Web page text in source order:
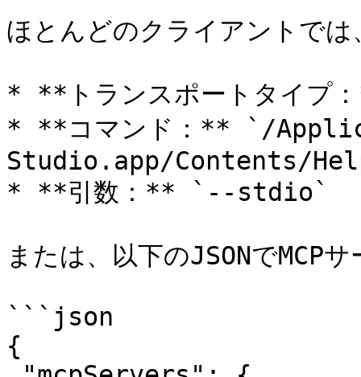
ほとんどのクライアントで
* **トランスポートタイプ
* **コマンド：** `/
Studio.app/Contents/
* **引数：** `--stdio`
または、以下のJSONでMCP
```json
{